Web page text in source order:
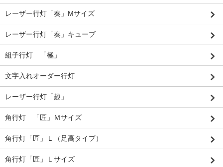
レーザー行灯「奏」Mサイズ
レーザー行灯「奏」キューブ
組子行灯 「極」
文字入れオーダー行灯
レーザー行灯「趣」
角行灯 「匠」Ｍサイズ
角行灯「匠」Ｌ（足高タイプ）
角行灯「匠」Ｌサイズ